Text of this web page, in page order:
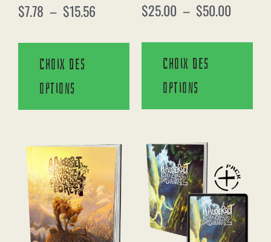
$7.78 – $15.56
Choix des
options
$25.00 – $50.00
Choix des
options